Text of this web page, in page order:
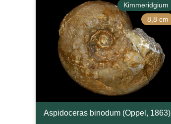
Kimmeridgium
8,8 cm
Aspidoceras binodum (Oppel, 1863)